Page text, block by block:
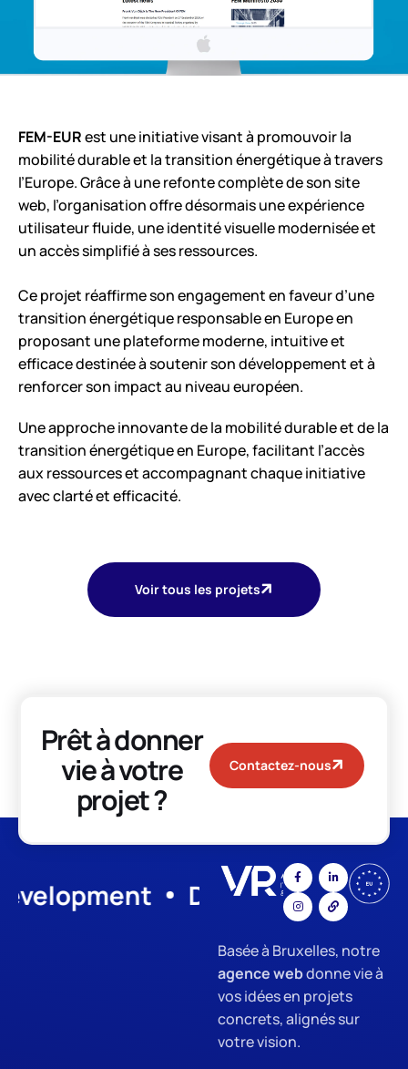
FEM-EURest une initiative visant à promouvoir la
mobilité durable et la transition énergétique à travers
l’Europe. Grâce à une refonte complète de son site
web, l’organisation offre désormais une expérience
utilisateur fluide, une identité visuelle modernisée et
un accès simplifié à ses ressources.
Ce projet réaffirme son engagement en faveur d’une
transition énergétique responsable en Europe en
proposant une plateforme moderne, intuitive et
efficace destinée à soutenir son développement et à
renforcer son impact au niveau européen.
Une approche innovante de la mobilité durable et de la
transition énergétique en Europe, facilitant l’accès
aux ressources et accompagnant chaque initiative
avec clarté et efficacité.
Voir tous les projets
Prêt à donner
vie à votre
projet ?
Contactez-nous
Digital Marketing
Basée à Bruxelles, notre
agence webdonne vie à
vos idées en projets
concrets, alignés sur
votre vision.